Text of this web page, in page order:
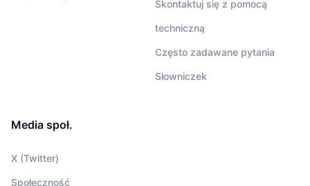
Skontaktuj się z pomocą
techniczną
Często zadawane pytania
Słowniczek
Media społ.
X (Twitter)
Społeczność